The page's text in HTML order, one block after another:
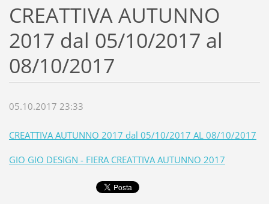
CREATTIVA AUTUNNO
2017 dal 05/10/2017 al
08/10/2017
05.10.2017 23:33
CREATTIVA AUTUNNO 2017 dal 05/10/2017 AL 08/10/2017
GIO GIO DESIGN - FIERA CREATTIVA AUTUNNO 2017